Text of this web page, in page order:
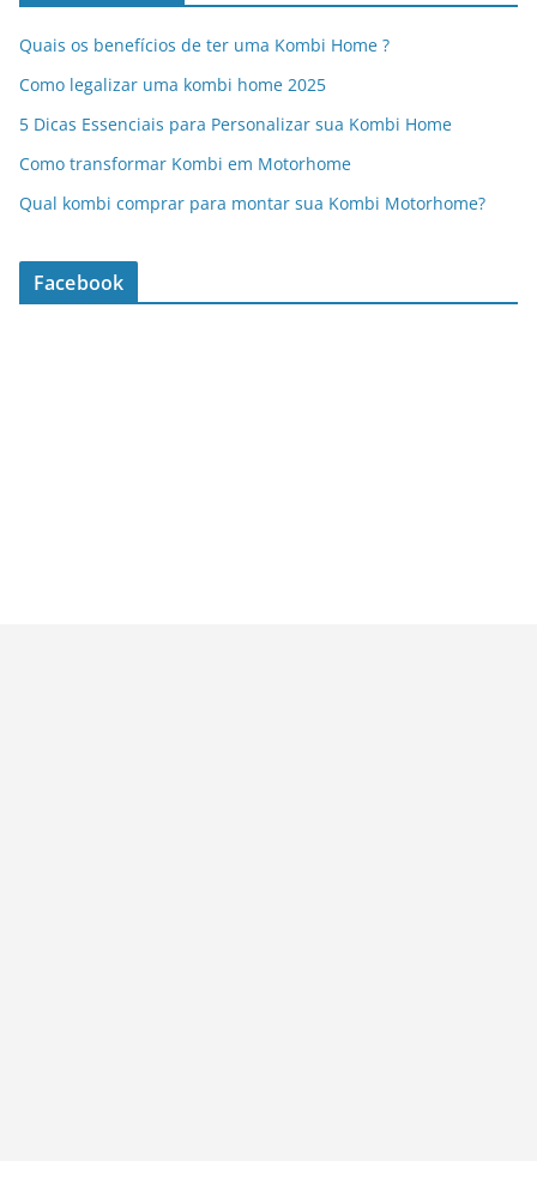
Quais os benefícios de ter uma Kombi Home ?
Como legalizar uma kombi home 2025
5 Dicas Essenciais para Personalizar sua Kombi Home
Como transformar Kombi em Motorhome
Qual kombi comprar para montar sua Kombi Motorhome?
Facebook